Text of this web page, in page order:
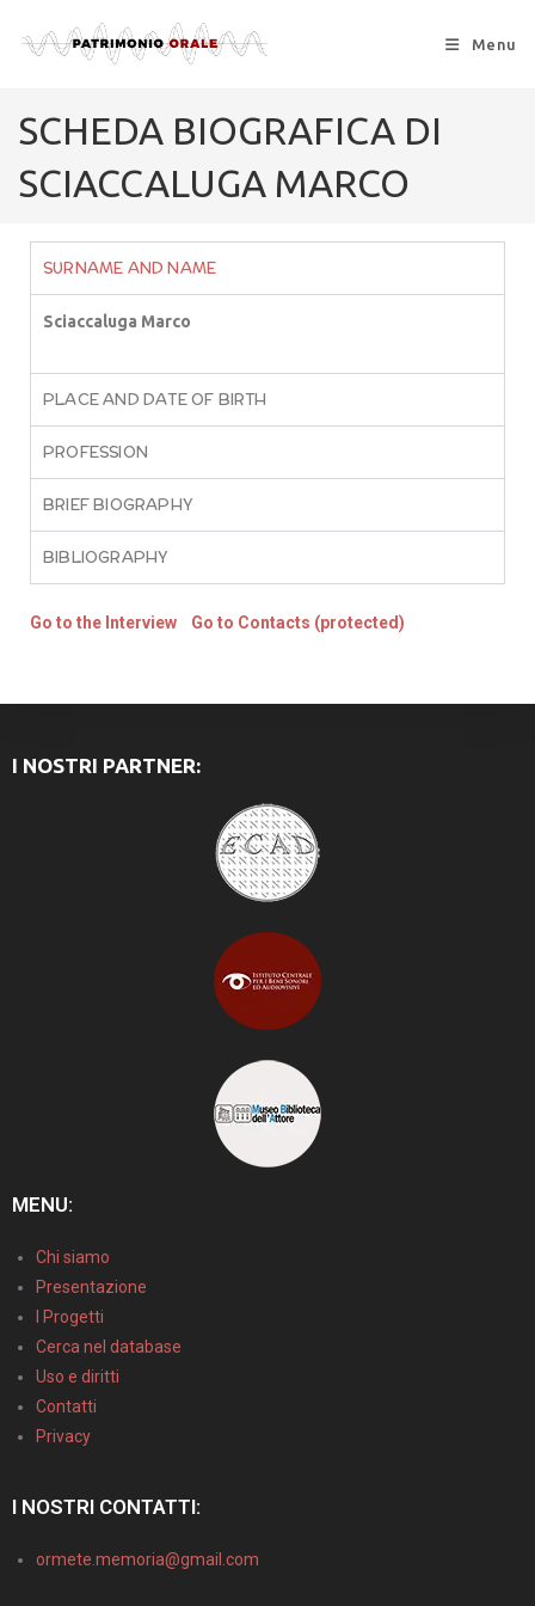
Menu
SCHEDA BIOGRAFICA DI
SCIACCALUGA MARCO
SURNAME AND NAME
Sciaccaluga Marco
PLACE AND DATE OF BIRTH
PROFESSION
BRIEF BIOGRAPHY
BIBLIOGRAPHY
Go to the Interview Go to Contacts (protected)
I NOSTRI PARTNER:
MENU:
Chi siamo
Presentazione
I Progetti
Cerca nel database
Uso e diritti
Contatti
Privacy
I NOSTRI CONTATTI:
ormete.memoria@gmail.com